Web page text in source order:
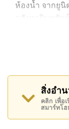
ห้องน้ำ จากยูนิ
อสังหาริมทรัพ
สิ่งอำนวยควา
The Panora
ได้แก่ ฟิตเนส
ห้องอบไอน้ำ,
สถานที่สำคัญใ
สิ่งอำ
คลิก เพื่อ
สมาร์ทโ